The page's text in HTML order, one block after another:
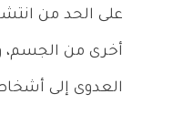
على الحد من
أخرى من الجسم،
العدوى إلى